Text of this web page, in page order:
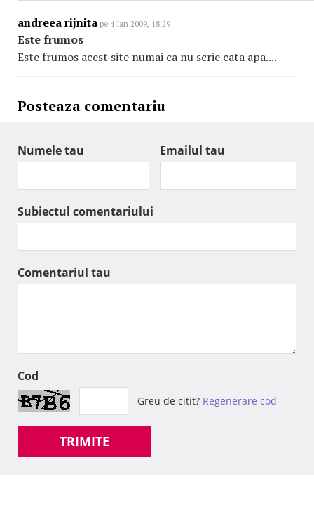
andreea rijnita pe 4 Ian 2009, 18:29
Este frumos
Este frumos acest site numai ca nu scrie cata apa....
Posteaza comentariu
Numele tau Emailul tau
Subiectul comentariului
Comentariul tau
Cod
Greu de citit? Regenerare cod
TRIMITE